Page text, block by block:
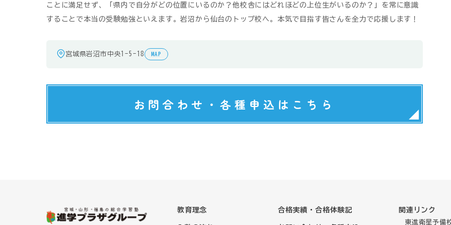
ことに満足せず、「県内で自分がどの位置にいるのか？他校舎にはどれほどの上位生がいるのか？」を常に意識
することで本当の受験勉強といえます。岩沼から仙台のトップ校へ。本気で目指す皆さんを全力で応援します！
宮城県岩沼市中央1-5-18 MAP
お問合わせ・各種申込はこちら
教育理念 合格実績・合格体験記 関連リンク
東進衛星予備